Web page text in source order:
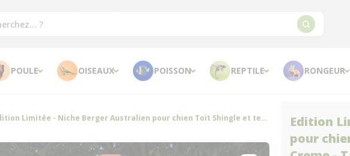
POULE OISEAUX POISSON REPTILE RONGEUR
Edition
pour
Edition Limitée - Niche Berger Australien pour chien Toit Shingle et terrasse Couverte - Creme - Taille L